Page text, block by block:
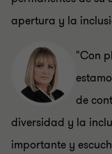
apertura y la
"Con
de
diversidad y la
importante y